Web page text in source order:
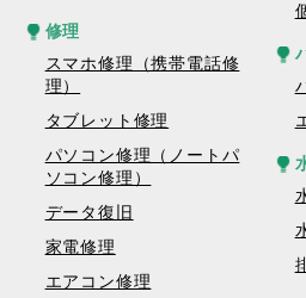
修理
スマホ修理（携帯電話修
理）
タブレット修理
パソコン修理（ノートパ
ソコン修理）
データ復旧
家電修理
エアコン修理